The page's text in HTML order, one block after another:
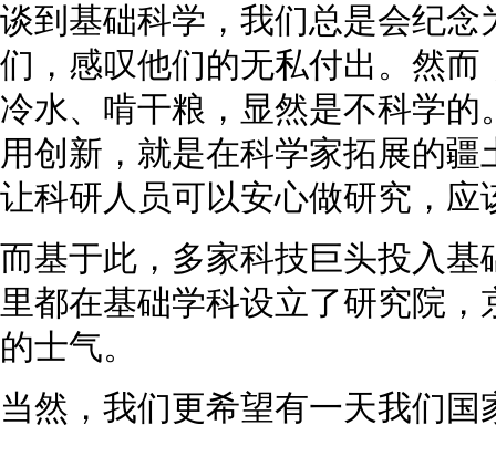
谈到基础科学，我们总是会纪
们，感叹他们的无私付出。然
冷水、啃干粮，显然是不科学
用创新，就是在科学家拓展的
让科研人员可以安心做研究，应
而基于此，多家科技巨头投入
里都在基础学科设立了研究院
的士气。
当然，我们更希望有一天我们